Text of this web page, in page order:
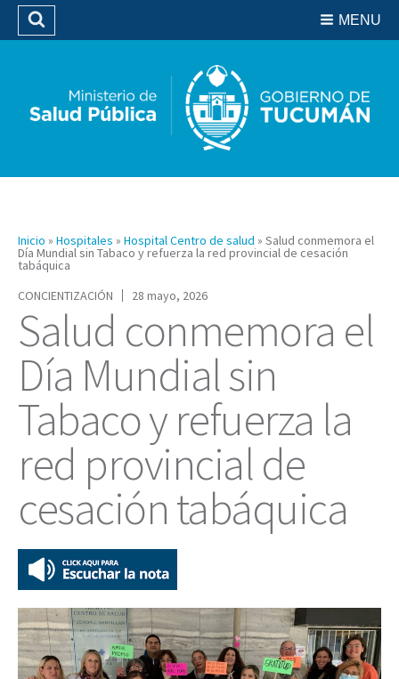
Biblioteca
MENU
Buscar
Inicio » Hospitales » Hospital Centro de salud » Salud conmemora el
Día Mundial sin Tabaco y refuerza la red provincial de cesación
tabáquica
CONCIENTIZACIÓN
28 mayo, 2026
Salud conmemora el
Día Mundial sin
Tabaco y refuerza la
red provincial de
cesación tabáquica